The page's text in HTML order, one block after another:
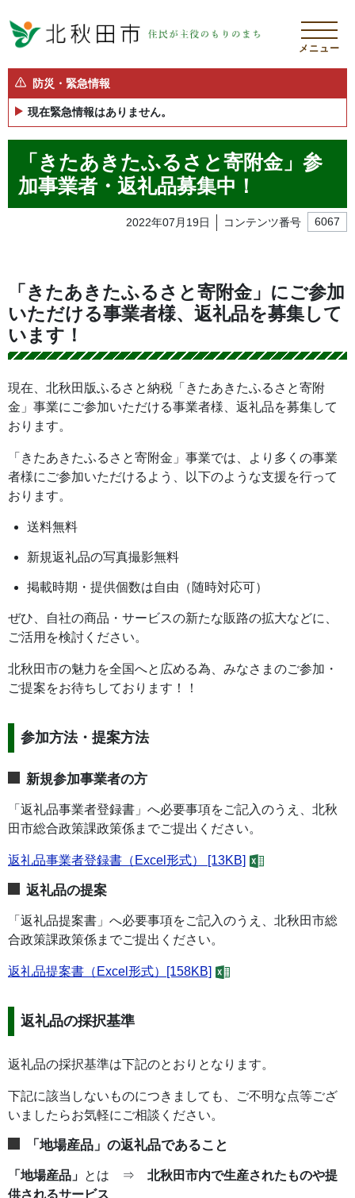
メニュー
防災・緊急情報
現在緊急情報はありません。
「きたあきたふるさと寄附金」参
加事業者・返礼品募集中！
2022年07月19日 コンテンツ番号 6067
「きたあきたふるさと寄附金」にご参加
いただける事業者様、返礼品を募集して
います！
現在、北秋田版ふるさと納税「きたあきたふるさと寄附
金」事業にご参加いただける事業者様、返礼品を募集して
おります。
「きたあきたふるさと寄附金」事業では、より多くの事業
者様にご参加いただけるよう、以下のような支援を行って
おります。
送料無料
新規返礼品の写真撮影無料
掲載時期・提供個数は自由（随時対応可）
ぜひ、自社の商品・サービスの新たな販路の拡大などに、
ご活用を検討ください。
北秋田市の魅力を全国へと広める為、みなさまのご参加・
ご提案をお待ちしております！！
参加方法・提案方法
新規参加事業者の方
「返礼品事業者登録書」へ必要事項をご記入のうえ、北秋
田市総合政策課政策係までご提出ください。
返礼品事業者登録書（Excel形式） [13KB]
返礼品の提案
「返礼品提案書」へ必要事項をご記入のうえ、北秋田市総
合政策課政策係までご提出ください。
返礼品提案書（Excel形式）[158KB]
返礼品の採択基準
返礼品の採択基準は下記のとおりとなります。
下記に該当しないものにつきましても、ご不明な点等ござ
いましたらお気軽にご相談ください。
「地場産品」の返礼品であること
「地場産品」 とは ⇒ 北秋田市内で生産されたものや提
供されるサービス